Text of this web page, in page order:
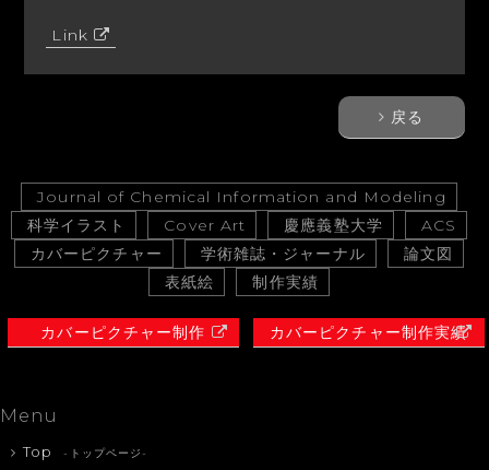
Link
戻る
Journal of Chemical Information and Modeling
科学イラスト
Cover Art 慶應義塾大学
ACS
カバーピクチャー
学術雑誌・ジャーナル
論文図
表紙絵
制作実績
カバーピクチャー制作 カバーピクチャー制作実績
Menu
Top -トップページ-